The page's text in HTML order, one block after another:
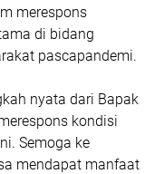
merespons
di bidang
pascapandemi.
nyata dari Bapak
kondisi
Semoga ke
mendapat manfaat